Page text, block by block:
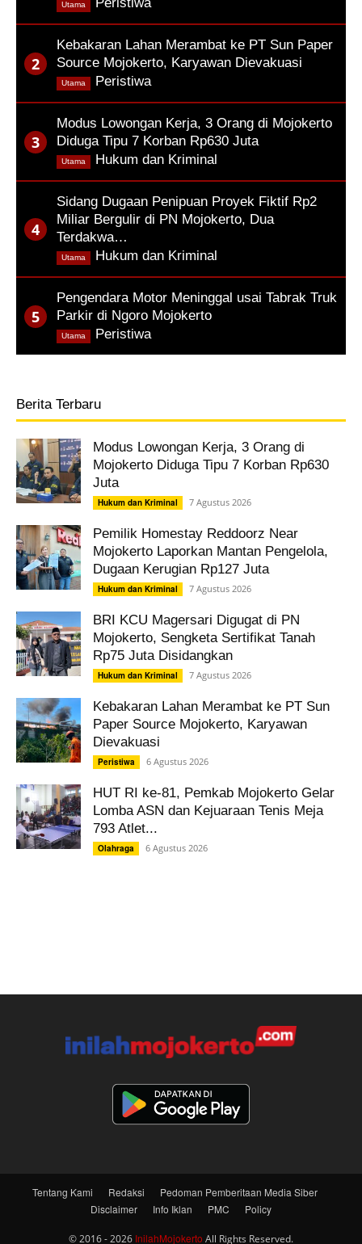
Utama
Kebakaran Lahan Merambat ke PT Sun Paper
Source Mojokerto, Karyawan Dievakuasi
Peristiwa,
Utama
Modus Lowongan Kerja, 3 Orang di Mojokerto
Diduga Tipu 7 Korban Rp630 Juta
Hukum dan Kriminal
Utama
Sidang Dugaan Penipuan Proyek Fiktif Rp2
Miliar Bergulir di PN Mojokerto, Dua
Terdakwa…
Hukum dan Kriminal
Utama
Pengendara Motor Meninggal usai Tabrak Truk
Parkir di Ngoro Mojokerto
Peristiwa,
Utama
Berita Terbaru
Modus Lowongan Kerja, 3 Orang di
Mojokerto Diduga Tipu 7 Korban Rp630
Juta
Hukum dan Kriminal 7 Agustus 2026
Pemilik Homestay Reddoorz Near
Mojokerto Laporkan Mantan Pengelola,
Dugaan Kerugian Rp127 Juta
Hukum dan Kriminal 7 Agustus 2026
BRI KCU Magersari Digugat di PN
Mojokerto, Sengketa Sertifikat Tanah
Rp75 Juta Disidangkan
Hukum dan Kriminal 7 Agustus 2026
Kebakaran Lahan Merambat ke PT Sun
Paper Source Mojokerto, Karyawan
Dievakuasi
Peristiwa 6 Agustus 2026
HUT RI ke-81, Pemkab Mojokerto Gelar
Lomba ASN dan Kejuaraan Tenis Meja
793 Atlet...
Olahraga 6 Agustus 2026
Tentang Kami Redaksi
Pedoman Pemberitaan Media Siber
Disclaimer
Info Iklan PMC Policy
© 2016 - 2026 InilahMojokerto All Rights Reserved.